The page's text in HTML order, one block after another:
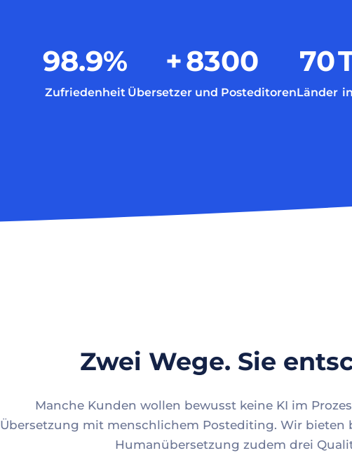
98.9%
Zufriedenheit
+8300
Übersetzer und Posteditoren
70
Länder
Zwei Wege. Sie
Manche Kunden wollen bewusst keine KI im
Übersetzung mit menschlichem Postediting. Wir bieten
Humanübersetzung zudem drei